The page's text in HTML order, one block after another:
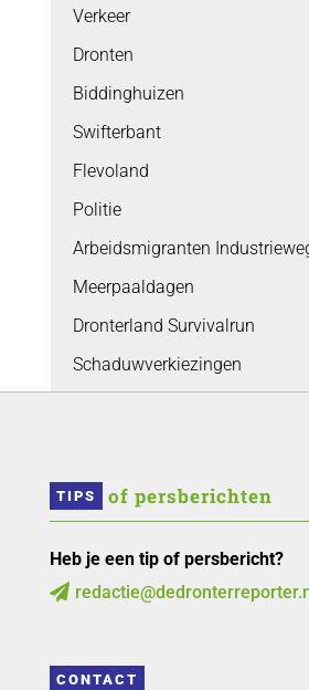
Verkeer
Dronten
Biddinghuizen
Swifterbant
Flevoland
Politie
Arbeidsmigranten
Meerpaaldagen
Dronterland Survivalrun
Schaduwverkiezingen
TIPS of persberichten
Heb je een tip of persbericht?

CONTACT